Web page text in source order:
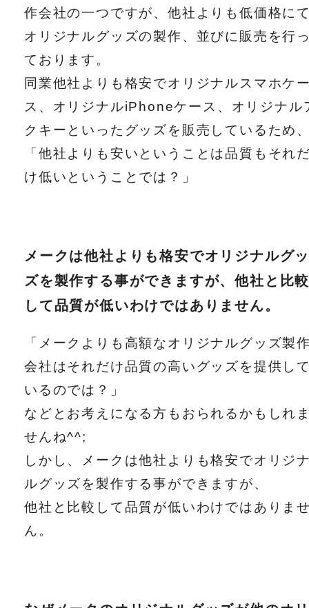
作会社の一つですが、他社よりも低価格に
オリジナルグッズの製作、並びに販売を行
ております。
同業他社よりも格安でオリジナルスマホケ
ス、オリジナルiPhoneケース、オリジナル
クキーといったグッズを販売しているため
「他社よりも安いということは品質もそれ
け低いということでは？」
メークは他社よりも格安でオリジナルグ
ズを製作する事ができますが、他社と比
して品質が低いわけではありません。
「メークよりも高額なオリジナルグッズ製
会社はそれだけ品質の高いグッズを提供し
いるのでは？」
などとお考えになる方もおられるかもしれ
せんね^^;
しかし、メークは他社よりも格安でオリジ
ルグッズを製作する事ができますが、
他社と比較して品質が低いわけではありま
ん。